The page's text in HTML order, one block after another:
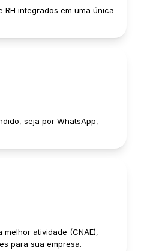
integrados em uma única
seja por WhatsApp,
atividade (CNAE),
para sua empresa.